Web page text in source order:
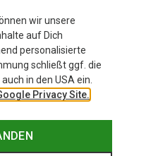
€
wir unsere
auf Dich
personalisierte
schließt ggf. die
in den USA ein.
Privacy Site.